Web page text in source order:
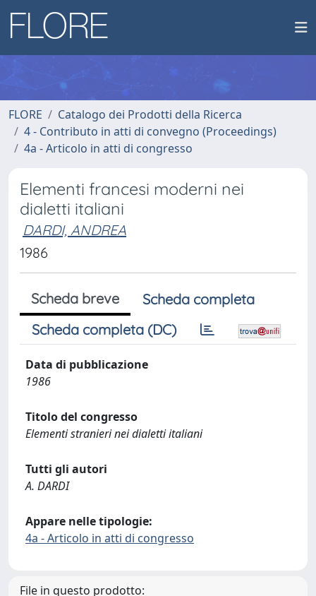
FLORE
Catalogo dei Prodotti della Ricerca
4 - Contributo in atti di convegno (Proceedings)
4a - Articolo in atti di congresso
Elementi francesi moderni nei
dialetti italiani
DARDI, ANDREA
1986
Scheda breve
Scheda completa
Scheda completa (DC)
Data di pubblicazione
1986
Titolo del congresso
Elementi stranieri nei dialetti italiani
Tutti gli autori
A. DARDI
Appare nelle tipologie:
4a - Articolo in atti di congresso
File in questo prodotto: